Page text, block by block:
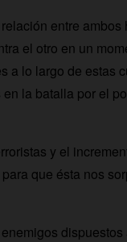
entre ambos
el otro en un
a lo largo de estas
la batalla por el
y el
que ésta nos
dispuestos